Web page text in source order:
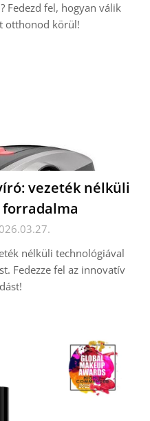
Fedezd fel, hogyan válik
otthonod körül!
vezeték nélküli
nélküli technológiával
Fedezze fel az innovatív